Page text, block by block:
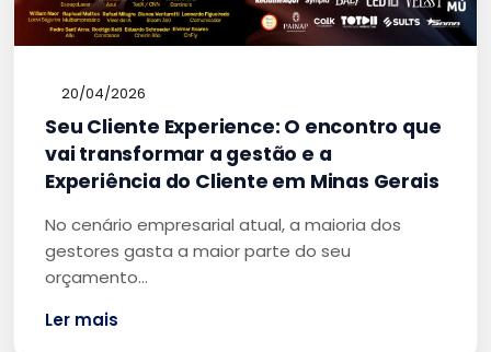
20/04/2026
Seu Cliente Experience: O encontro que
vai transformar a gestão e a
Experiência do Cliente em Minas Gerais
No cenário empresarial atual, a maioria dos
gestores gasta a maior parte do seu
orçamento…
Ler mais